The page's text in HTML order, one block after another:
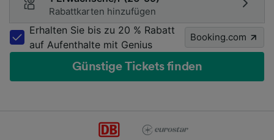
Rabattkarten hinzufügen
Erhalten Sie bis zu 20 % Rabatt
auf Aufenthalte mit Genius
Booking.com
Günstige Tickets finden